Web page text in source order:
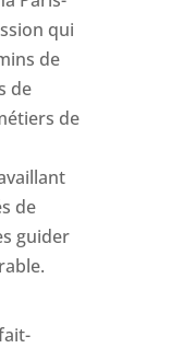
qui
de
de
de
de
guider